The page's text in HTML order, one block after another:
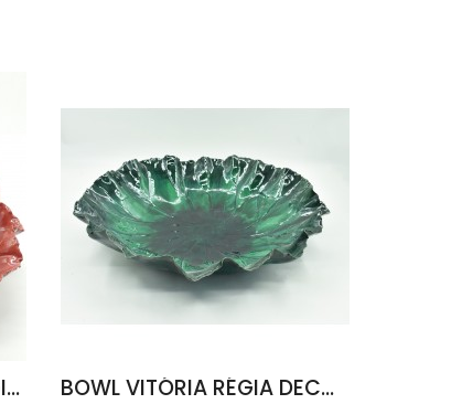
BOWL FOLHA VITÓRIA RÉGIA G INVERNO 57L X 54C BOWL VITÓRIA RÉGIA DECORATIVO G 59L X 56C X 11A